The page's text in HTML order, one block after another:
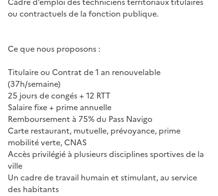
ou contractuels de la fonction publique.
Ce que nous proposons :
Titulaire ou Contrat de 1 an renouvelable
(37h/semaine)
25 jours de congés + 12 RTT
Salaire fixe + prime annuelle
Remboursement à 75% du Pass Navigo
Carte restaurant, mutuelle, prévoyance, prime
mobilité verte, CNAS
Accès privilégié à plusieurs disciplines sportives de la
ville
Un cadre de travail humain et stimulant, au service
des habitants